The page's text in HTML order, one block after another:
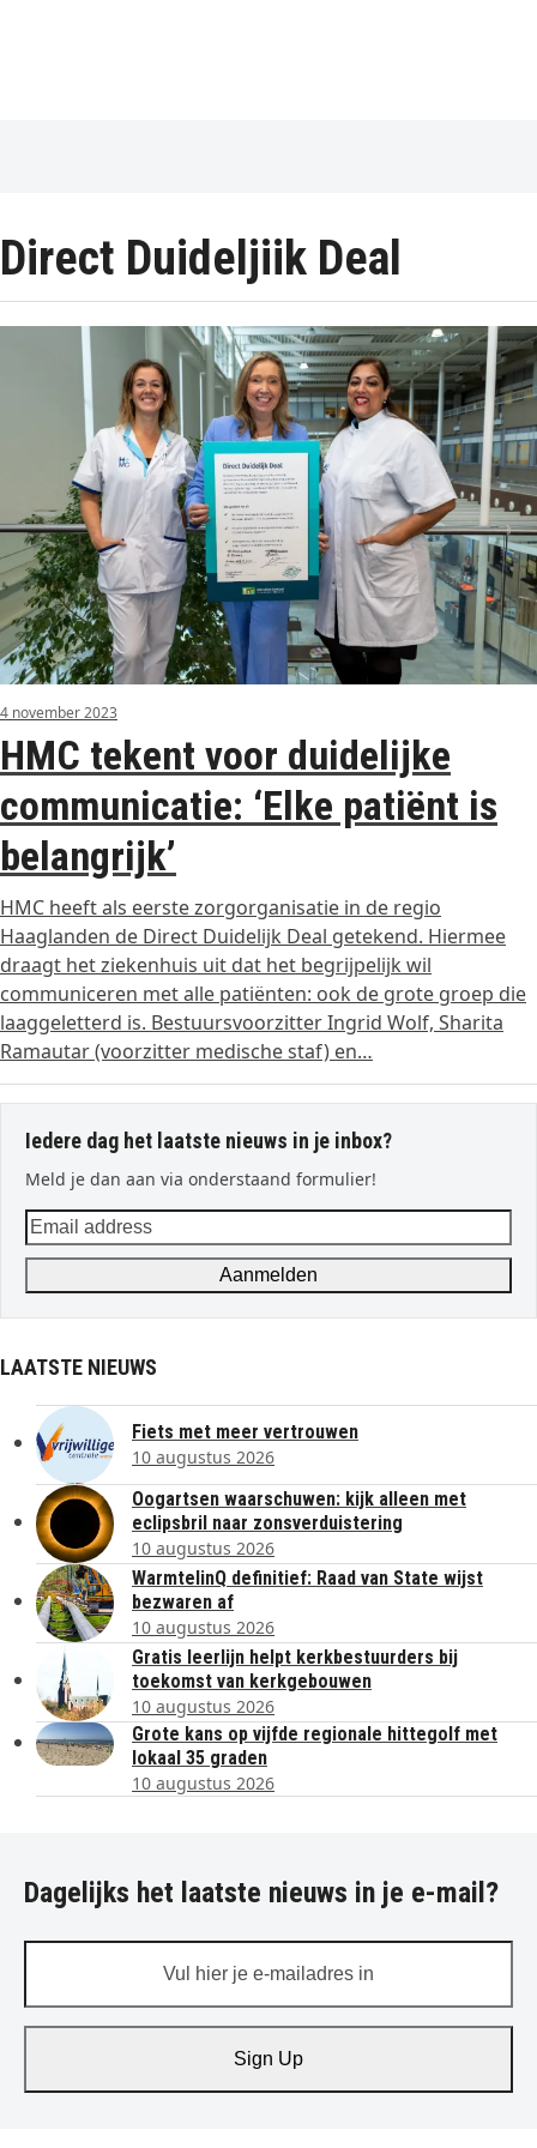
Direct Duideljiik Deal
4 november 2023
HMC tekent voor duidelijke
communicatie: ‘Elke patiënt is
belangrijk’
HMC heeft als eerste zorgorganisatie in de regio
Haaglanden de Direct Duidelijk Deal getekend. Hiermee
draagt het ziekenhuis uit dat het begrijpelijk wil
communiceren met alle patiënten: ook de grote groep die
laaggeletterd is. Bestuursvoorzitter Ingrid Wolf, Sharita
Ramautar (voorzitter medische staf) en…
Iedere dag het laatste nieuws in je inbox?
Meld je dan aan via onderstaand formulier!
Email
address
Aanmelden
LAATSTE NIEUWS
Fiets met meer vertrouwen
10 augustus 2026
Oogartsen waarschuwen: kijk alleen met
eclipsbril naar zonsverduistering
10 augustus 2026
WarmtelinQ definitief: Raad van State wijst
bezwaren af
10 augustus 2026
Gratis leerlijn helpt kerkbestuurders bij
toekomst van kerkgebouwen
10 augustus 2026
Grote kans op vijfde regionale hittegolf met
lokaal 35 graden
10 augustus 2026
Dagelijks het laatste nieuws in je e-mail?
je
in
Sign Up